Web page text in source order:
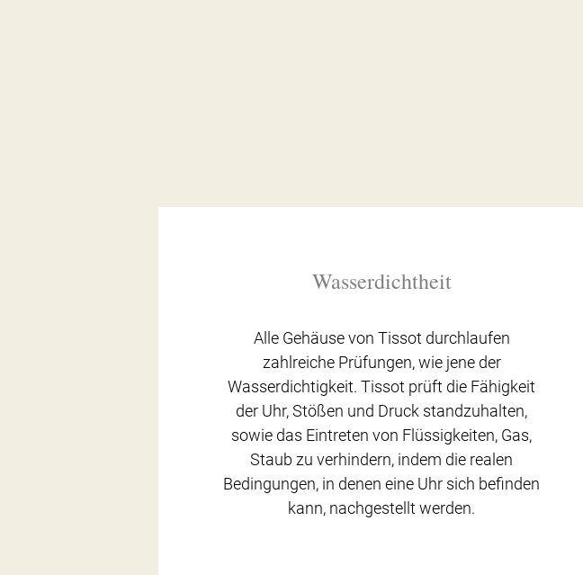
Wasserdichtheit
Alle Gehäuse von Tissot durchlaufen
zahlreiche Prüfungen, wie jene der
Wasserdichtigkeit. Tissot prüft die Fähigkeit
der Uhr, Stößen und Druck standzuhalten,
sowie das Eintreten von Flüssigkeiten, Gas,
Staub zu verhindern, indem die realen
Bedingungen, in denen eine Uhr sich befinden
kann, nachgestellt werden.